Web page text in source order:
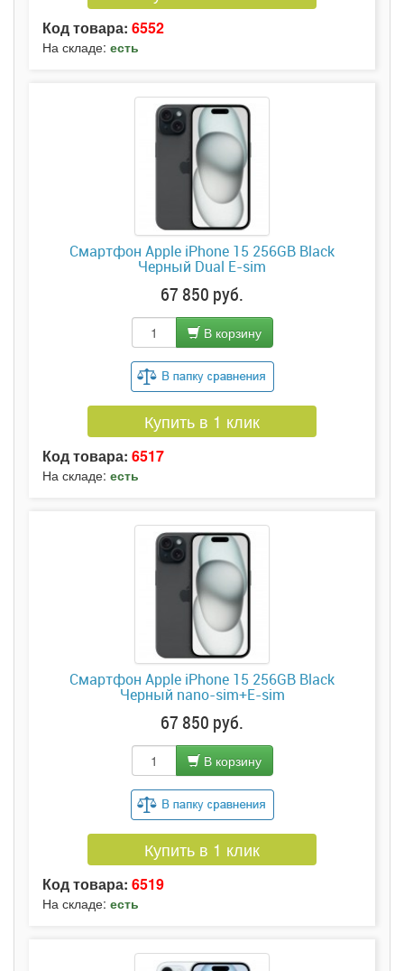
Код товара: 6552
На складе: есть
Смартфон Apple iPhone 15 256GB Black
Черный Dual E-sim
67 850 руб.
В корзину
Купить в 1 клик
Код товара: 6517
На складе: есть
Смартфон Apple iPhone 15 256GB Black
Черный nano-sim+E-sim
67 850 руб.
В корзину
Купить в 1 клик
Код товара: 6519
На складе: есть